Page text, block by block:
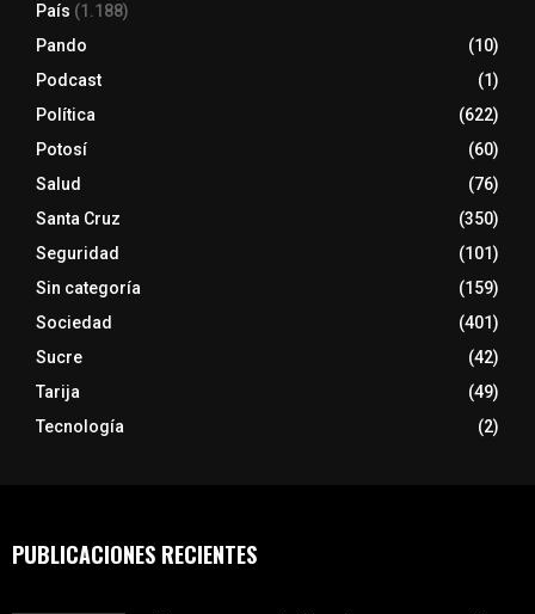
País (1.188)
Pando
(10)
Podcast
(1)
Política
(622)
Potosí
(60)
Salud
(76)
Santa Cruz
(350)
Seguridad
(101)
Sin categoría
(159)
Sociedad
(401)
Sucre
(42)
Tarija
(49)
Tecnología
(2)
PUBLICACIONES RECIENTES